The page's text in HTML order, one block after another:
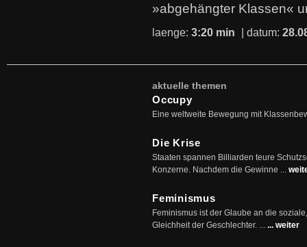
»abgehängter Klassen«
laenge: 3:20 min | datum:
aktuelle themen
Occupy
Eine weltweite Bewegung mit
Die Krise
Staaten spannen Billiarden teure
Konzerne. Nachdem die Gewinne ...
Feminismus
Feminismus ist der Glaube an die
Gleichheit der Geschlechter. ... ... weiter